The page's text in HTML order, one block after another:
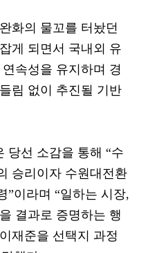
화의 물꼬를 터놨던
게 되면서 국내외 유
속성을 유지하며 경
림 없이 추진될 기반
당선 소감을 통해 “수
승리이자 수원대전환
”이라며 “일하는 시장,
결과로 증명하는 행
재준을 선택지 과정